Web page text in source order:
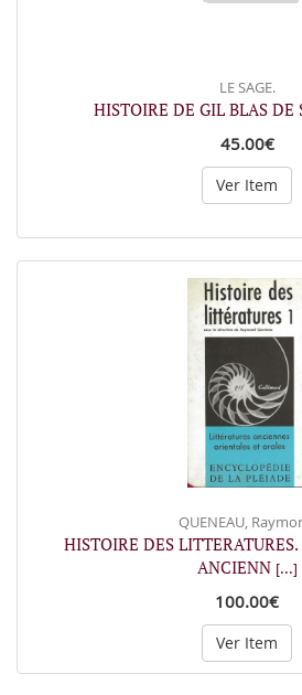
LE SAGE.
HISTOIRE DE GIL BLAS DE
45.00€
Ver Item
QUENEAU,
HISTOIRE DES
ANCIENN [...]
100.00€
Ver Item